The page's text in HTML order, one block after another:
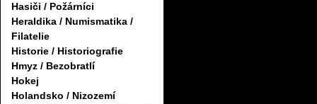
Hasiči / Požárníci
Heraldika / Numismatika /
Filatelie
Historie / Historiografie
Hmyz / Bezobratlí
Hokej
Holandsko / Nizozemí